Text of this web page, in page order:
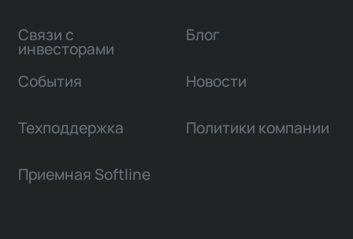
Связи с
инвесторами
Блог
События Новости
Техподдержка Политики компании
Приемная Softline